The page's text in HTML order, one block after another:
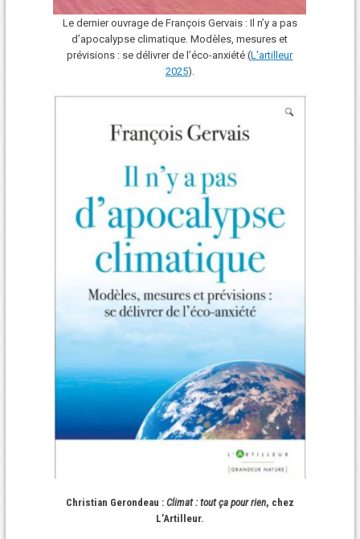
Le dernier ouvrage de François Gervais : Il n’y a pas
d’apocalypse climatique. Modèles, mesures et
prévisions : se délivrer de l’éco-anxiété (L'artilleur
2025).
Christian Gerondeau : Climat : tout ça pour rien, chez
L’Artilleur.